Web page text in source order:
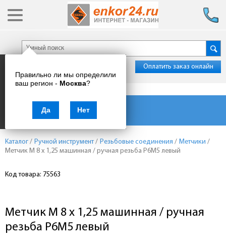
Правильно ли мы определили
ваш регион - Москва?
Да Нет
Оплатить заказ онлайн
Каталог товаров
Каталог / Ручной инструмент/ Резьбовые соединения / Метчики /
Метчик М 8 x 1,25 машинная / ручная резьба Р6М5 левый
Код товара: 75563
Метчик М 8 x 1,25 машинная / ручная
резьба Р6М5 левый